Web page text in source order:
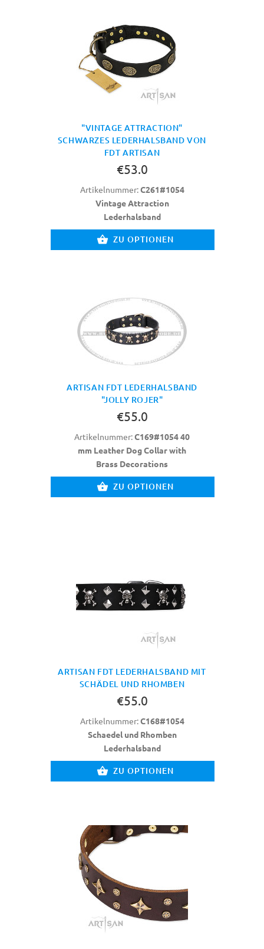
"VINTAGE ATTRACTION"
SCHWARZES LEDERHALSBAND VON
FDT ARTISAN
€53.0
Artikelnummer:C261#1054
Vintage Attraction
Lederhalsband
ZU OPTIONEN
ARTISAN FDT LEDERHALSBAND
"JOLLY ROJER"
€55.0
Artikelnummer:C169#1054 40
mm Leather Dog Collar with
Brass Decorations
ZU OPTIONEN
ARTISAN FDT LEDERHALSBAND MIT
SCHÄDEL UND RHOMBEN
€55.0
Artikelnummer:C168#1054
Schaedel und Rhomben
Lederhalsband
ZU OPTIONEN